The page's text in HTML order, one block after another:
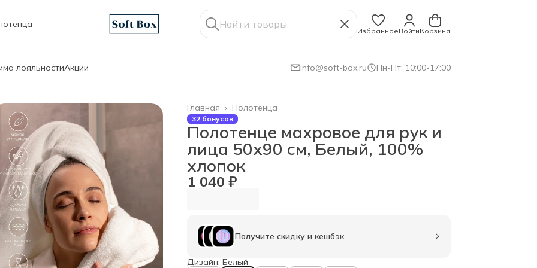
ИзбранноеВойтиКорзина
лояльностиАкции info@soft-box.ru Пн-Пт; 10:00-17:00
Полотенца
Главная ›
32 бонусов
Полотенце махровое для рук и
лица 50х90 см, Белый, 100%
хлопок
1 040 ₽
Получите скидку и кешбэк
Дизайн: Белый